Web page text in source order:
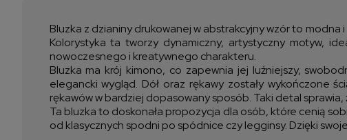
Bluzka z dzianiny drukowanej w abstrakcyjny wzór to
Kolorystyka ta tworzy dynamiczny, artystyczny motyw,
nowoczesnego i kreatywnego charakteru.
Bluzka ma krój kimono, co zapewnia jej luźniejszy,
elegancki wygląd. Dół oraz rękawy zostały wykończone
rękawów w bardziej dopasowany sposób. Taki detal
Ta bluzka to doskonała propozycja dla osób, które cenią
od klasycznych spodni po spódnice czy legginsy. Dzięki